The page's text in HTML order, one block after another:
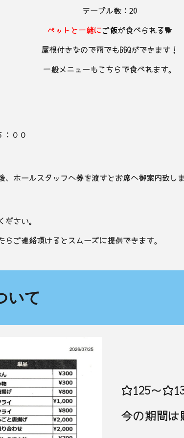
テーブル数：20
ペットと一緒にご飯が食べられる🐕
屋根付きなので雨でもBBQができます！
一般メニューもこちらで食べれます。
００
ホールスタッフへ券を渡すとお席へ御案内致し
さい。
ご連絡頂けるとスムーズに提供できます。
いて
☆125～
今の期間は